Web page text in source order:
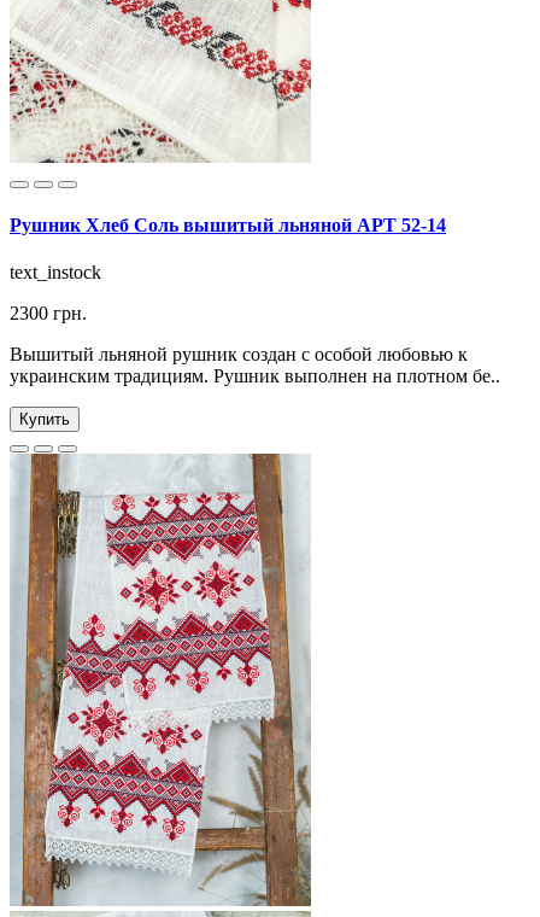
Рушник Хлеб Соль вышитый льняной АРТ 52-14
text_instock
2300 грн.
Вышитый льняной рушник создан с особой любовью к
украинским традициям. Рушник выполнен на плотном бе..
Купить